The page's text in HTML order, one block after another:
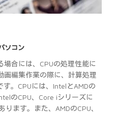
ソコン
合には、CPUの処理性能に
画編集作業の際に、計算処理
。CPUには、IntelとAMDの
のCPU、Core iシリーズに
ます。また、AMDのCPU、